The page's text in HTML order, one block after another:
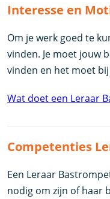
Interesse en
Om je werk goed te
vinden. Je moet jouw
vinden en het moet
Wat doet een Leraar
Competenties
Een Leraar
nodig om zijn of haar